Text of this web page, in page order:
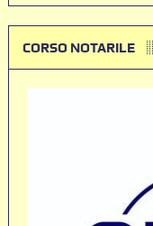
CORSO NOTARILE